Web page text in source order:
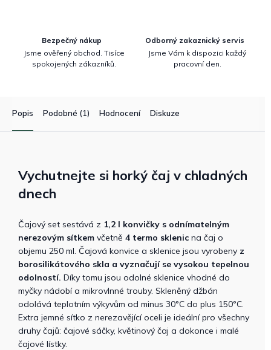
Bezpečný nákup
Jsme ověřený obchod. Tisíce
spokojených zákazníků.
Odborný zakaznický servis
Jsme Vám k dispozici každý
pracovní den.
Popis Podobné (1) Hodnocení Diskuze
Vychutnejte si horký čaj v chladných
dnech
Čajový set sestává z 1,2 l konvičky s odnímatelným
nerezovým sítkem včetně 4 termo sklenic na čaj o
objemu 250 ml. Čajová konvice a sklenice jsou vyrobeny z
borosilikátového skla a vyznačují se vysokou tepelnou
odolností. Díky tomu jsou odolné sklenice vhodné do
myčky nádobí a mikrovlnné trouby. Skleněný džbán
odolává teplotním výkyvům od minus 30°C do plus 150°C.
Extra jemné sítko z nerezavějící oceli je ideální pro všechny
druhy čajů: čajové sáčky, květinový čaj a dokonce i malé
čajové lístky.